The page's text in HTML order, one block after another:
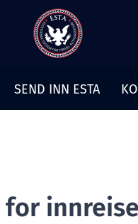
SEND INN ESTA